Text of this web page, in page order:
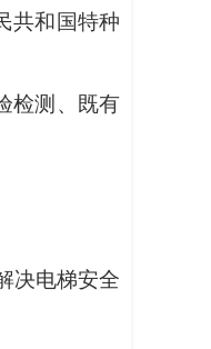
共和国特种
检测、既有
决电梯安全